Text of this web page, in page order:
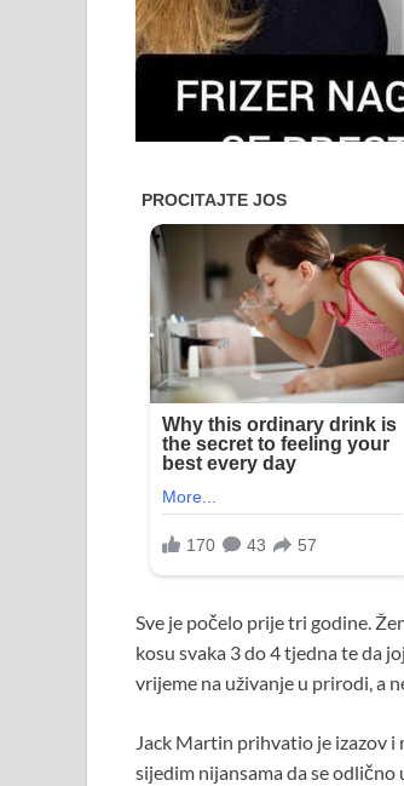
Sve je počelo prije tri godine.
kosu svaka 3 do 4 tjedna te da
vrijeme na uživanje u prirodi, a
Jack Martin prihvatio je izazov
sijedim nijansama da se odlično